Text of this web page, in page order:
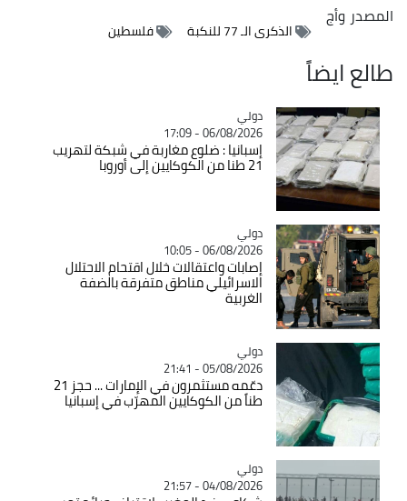
المصدروأج
الذكرى الـ 77 للنكبة فلسطين
طالع ايضاً
Catégorie
دولي
06/08/2026 - 17:09
إسبانيا : ضلوع مغاربة في شبكة لتهريب
21 طنا من الكوكايين إلى أوروبا
Catégorie
دولي
06/08/2026 - 10:05
إصابات واعتقالات خلال اقتحام الاحتلال
الاسرائيلي مناطق متفرقة بالضفة
الغربية
Catégorie
دولي
05/08/2026 - 21:41
دعّمه مستثمرون في الإمارات ... حجز 21
طناً من الكوكايين المهرّب في إسبانيا
Catégorie
دولي
04/08/2026 - 21:57